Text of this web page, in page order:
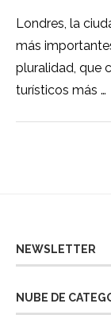
Londres, la
más
pluralidad, que
turísticos más …
NEWSLETTER
NUBE DE